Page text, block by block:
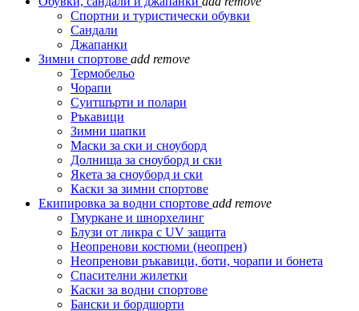
Спортни и туристически обувки
Сандали
Джапанки
Зимни спортове add remove
Термобельо
Чорапи
Суитшърти и полари
Ръкавици
Зимни шапки
Маски за ски и сноуборд
Долнища за сноуборд и ски
Якета за сноуборд и ски
Каски за зимни спортове
Екипировка за водни спортове add remove
Гмуркане и шнорхелинг
Блузи от ликра с UV защита
Неопренови костюми (неопрен)
Неопренови ръкавици, боти, чорапи и бонета
Спасителни жилетки
Каски за водни спортове
Бански и бордшорти